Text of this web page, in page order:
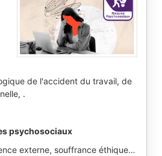
de l'accident du travail, de
.
psychosociaux
externe, souffrance éthique…